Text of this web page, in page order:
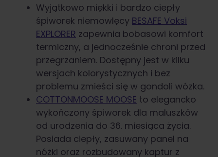
Wyjątkowo miękki i bardzo ciepły
śpiworek niemowlęcy BESAFE Voksi
EXPLORER zapewnia bobasowi komfort
termiczny, a jednocześnie chroni przed
przegrzaniem. Dostępny jest w kilku
wersjach kolorystycznych i bez
problemu zmieści się w gondoli wózka.
COTTONMOOSE MOOSE to elegancko
wykończony śpiworek dla maluszków
od urodzenia do 36. miesiąca życia.
Posiada ciepły, zasuwany panel na
nóżki oraz rozbudowany kaptur z